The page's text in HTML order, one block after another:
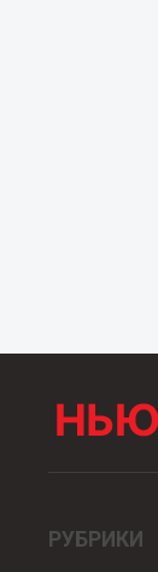
РУБРИКИ